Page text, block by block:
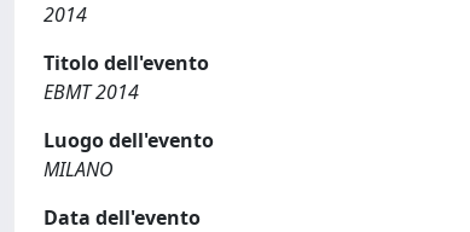
2014
Titolo dell'evento
EBMT 2014
Luogo dell'evento
MILANO
Data dell'evento